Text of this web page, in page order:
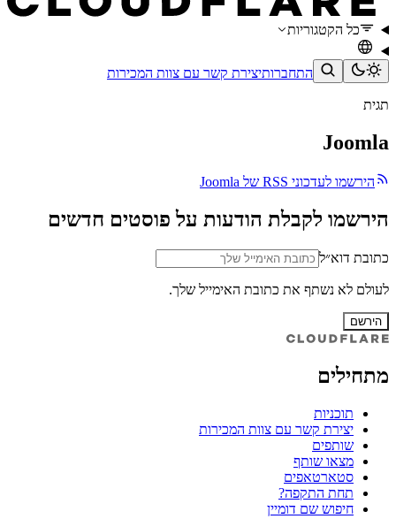
כל הקטגוריות
התחברותיצירת קשר עם צוות המכירות
תגית
Joomla
הירשמו לעדכוני RSS של Joomla
הירשמו לקבלת הודעות על פוסטים חדשים
כתובת דוא״ל
לעולם לא נשתף את כתובת האימייל שלך.
הירשם
מתחילים
תוכניות
יצירת קשר עם צוות המכירות
שותפים
מצאו שותף
סטארטאפים
תחת התקפה?
חיפוש שם דומיין